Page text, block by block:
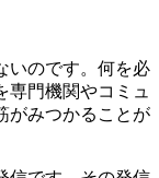
いのです。何を必
門機関やコミュ
がみつかることが